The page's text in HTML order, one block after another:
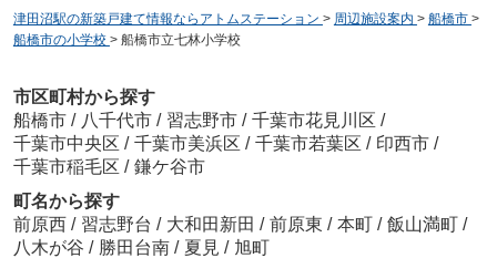
津田沼駅の新築戸建て情報ならアトムステーション > 周辺施設案内 > 船橋市 >
船橋市の小学校 > 船橋市立七林小学校
市区町村から探す
船橋市 / 八千代市 / 習志野市 / 千葉市花見川区 /
千葉市中央区 / 千葉市美浜区 / 千葉市若葉区 / 印西市 /
千葉市稲毛区 / 鎌ケ谷市
町名から探す
前原西 / 習志野台 / 大和田新田 / 前原東 / 本町 / 飯山満町 /
八木が谷 / 勝田台南 / 夏見 / 旭町